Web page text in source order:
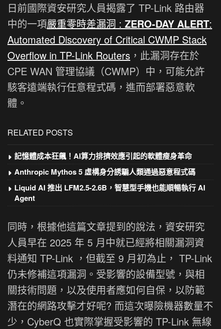
日前國際資安研究人員揭露了 TP-Link 路由器
中的一項嚴重零時差漏洞 : ZERO-DAY ALERT:
Automated Discovery of Critical CWMP Stack
Overflow in TP-Link Routers ，此漏洞存在於
CPE WAN 管理協議（CWMP）中，可能允許
駭客遠端執行任意程式碼，進而部署惡意軟
體。
RELATED POSTS
記憶體成本狂飆！AI算力排擠效應引起的軟體瘦身革命
Anthropic Mythos 5 虛構身分誘騙人類通過惡意程式碼
Liquid AI 推出 LFM2.5-2.6B，智慧型手機也能順暢執行 AI
Agent
同時，根據他這篇文章提到的說法，資安研究
人員早在 2025 年 5 月中就已經將相關漏洞資
料通知 TP-Link ，但截至 9 月初為止， TP-Link
仍未修補這項漏洞。受影響的設備型號，與相
關技術問題，以及使用者應如何自保，以防範
潛在的網路攻擊才好呢? 而這次曝險機器數量不
少，CyberQ 也實際掌握受影響的 TP-Link 無線